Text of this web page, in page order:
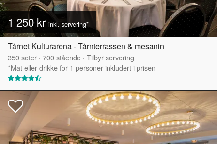
1 250 kr inkl. servering*
Tårnet Kulturarena - Tårnterrassen & mesanin
350seter · 700stående · Tilbyr servering
*Mat eller drikke for 1 personer inkludert i prisen